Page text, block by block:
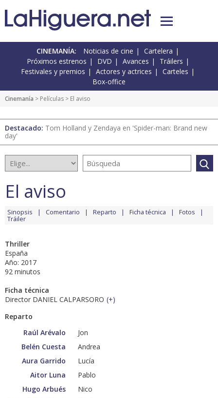
CINEMANÍA: Noticias de cine
Cartelera
Próximos estrenos
DVD Avances
Tráilers
Festivales y premios
Actores y actrices
Carteles
Box-office
Cinemanía > Películas > El aviso
Destacado: Tom Holland y Zendaya en 'Spider-man: Brand new
day'
El aviso
Sinopsis Comentario Reparto Ficha técnica Fotos
Tráiler
Thriller
España
Año: 2017
92 minutos
Ficha técnica
Director DANIEL CALPARSORO (+)
Reparto
Raúl Arévalo
Jon
Belén Cuesta
Andrea
Aura Garrido
Lucía
Aitor Luna
Pablo
Hugo Arbués
Nico